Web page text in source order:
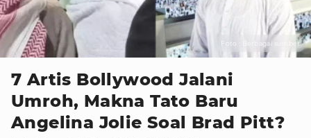
Foto : Berbagai sumber
7 Artis Bollywood Jalani
Umroh, Makna Tato Baru
Angelina Jolie Soal Brad Pitt?